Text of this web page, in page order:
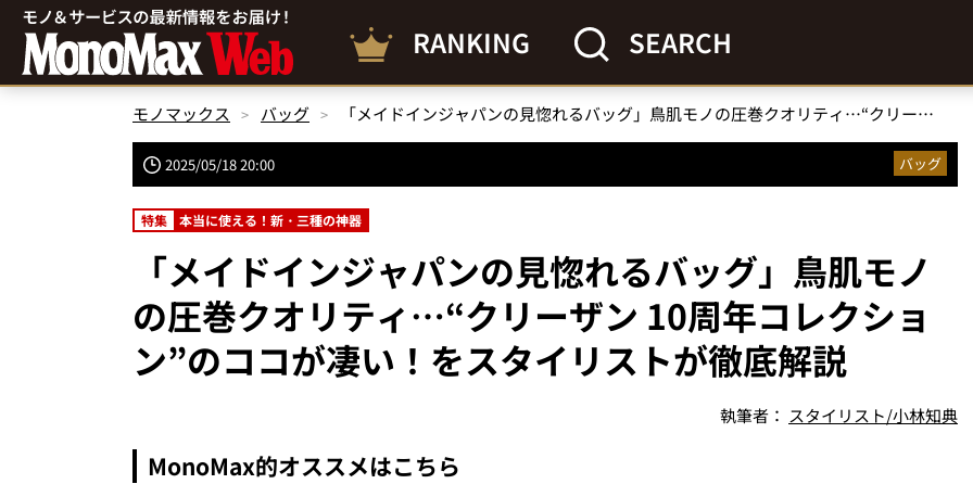
RANKING SEARCH
モノマックス バッグ 「メイドインジャパンの見惚れるバッグ」鳥肌モノの圧巻クオリティ…“クリーザン 10周年コレクション”のココが凄い！をスタイリストが徹底解説
2025/05/18 20:00 バッグ
特集 本当に使える！新・三種の神器
「メイドインジャパンの見惚れるバッグ」鳥肌モノ
の圧巻クオリティ…“クリーザン 10周年コレクショ
ン”のココが凄い！をスタイリストが徹底解説
執筆者： スタイリスト/小林知典
MonoMax的オススメはこちら